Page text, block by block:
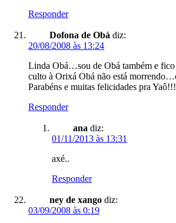
Responder
Dofona de Obá diz:
20/08/2008 às 13:24
Linda Obá…sou de Obá também e
culto à Orixá Obá não está
Parabéns e muitas felicidades pra
Responder
ana diz:
01/11/2013 às 13:31
axé..
Responder
ney de xango diz:
03/09/2008 às 0:19